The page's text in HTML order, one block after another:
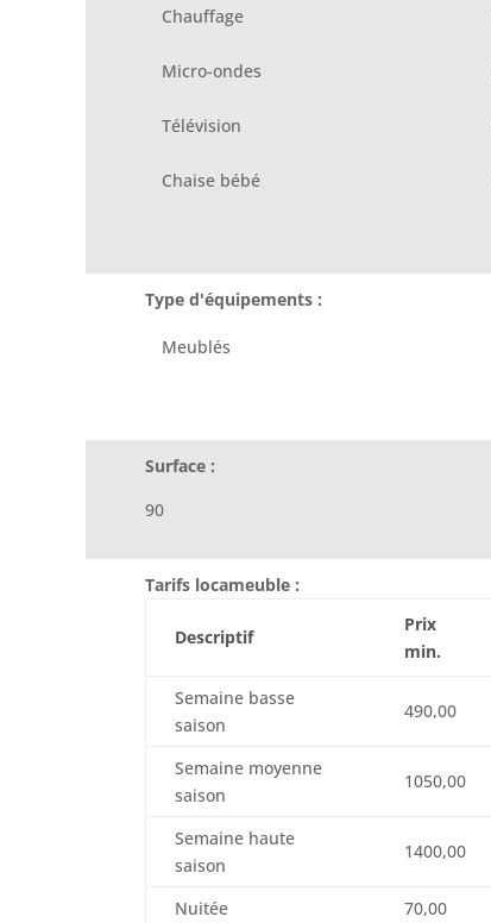
Chauffage
Micro-ondes
Télévision
Chaise bébé
Type d'équipements :
Meublés
Surface :
90
Tarifs locameuble :
Descriptif
Prix
min.
Semaine basse
saison
490,00
Semaine moyenne
saison
1050,00
Semaine haute
saison
1400,00
Nuitée 70,00